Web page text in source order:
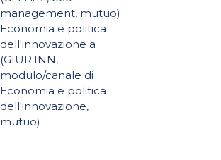
management, mutuo)
Economia e politica
dell'innovazione a
(GIUR.INN,
modulo/canale di
Economia e politica
dell'innovazione,
mutuo)